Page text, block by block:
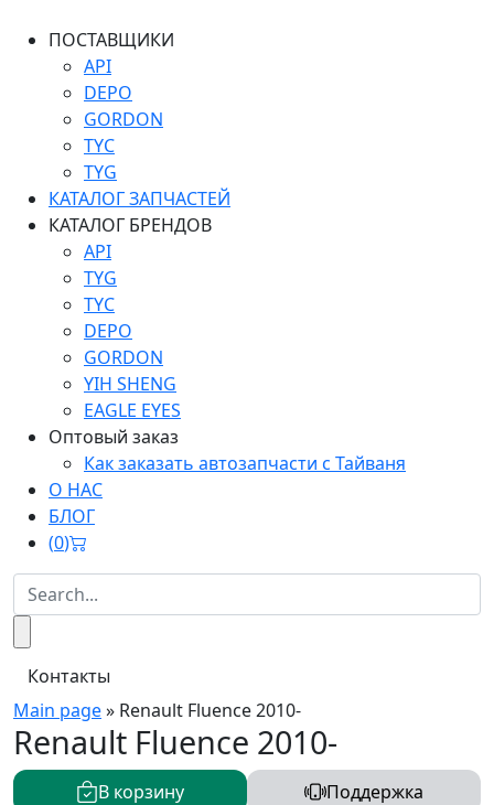
ПОСТАВЩИКИ
API
DEPO
GORDON
TYC
TYG
КАТАЛОГ ЗАПЧАСТЕЙ
КАТАЛОГ БРЕНДОВ
API
TYG
TYC
DEPO
GORDON
YIH SHENG
EAGLE EYES
Оптовый заказ
Как заказать автозапчасти с Тайваня
О НАС
БЛОГ
(0)
Контакты
Main page» Renault Fluence 2010-
Renault Fluence 2010-
В корзину Поддержка